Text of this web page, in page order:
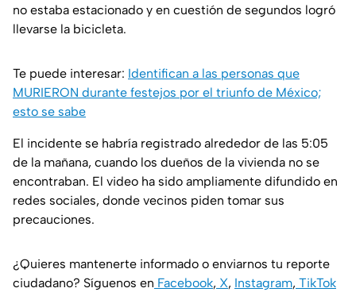
no estaba estacionado y en cuestión de segundos logró
llevarse la bicicleta.
Te puede interesar: Identifican a las personas que
MURIERON durante festejos por el triunfo de México;
esto se sabe
El incidente se habría registrado alrededor de las 5:05
de la mañana, cuando los dueños de la vivienda no se
encontraban. El video ha sido ampliamente difundido en
redes sociales, donde vecinos piden tomar sus
precauciones.
¿Quieres mantenerte informado o enviarnos tu reporte
ciudadano? Síguenos en Facebook, X, Instagram, TikTok